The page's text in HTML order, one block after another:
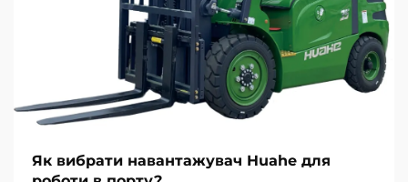
Як вибрати навантажувач Huahe для